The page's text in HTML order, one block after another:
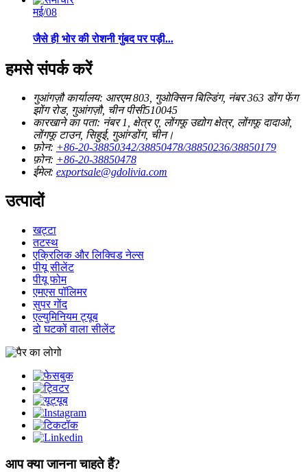
मई/08
जैसे ही भोर की रोशनी गुंबद पर पड़ी...
हमसे संपर्क करें
गुआंगज़ौ कार्यालय: आरएम 803, गुओक्सिन बिल्डिंग, नंबर 363 डोंग फेंग
झोंग रोड, गुआंगज़ौ, चीन पीसी510045
कारखाने का पता: नंबर 1, क्षेत्र ए, लोंगफू उद्योग क्षेत्र, लोंगफू दादाओ,
लोंगफू टाउन, सिहुई, गुआंग्डोंग, चीन।
फ़ोन: +86-20-38850342/38850478/38850236/38850179
फ़ोन: +86-20-38850478
ईमेल: exportsale@gdolivia.com
उत्पादों
खट्टा
तटस्थ
एक्रिलिक और लिक्विड नेल्स
पीयू सीलेंट
पीयू फोम
एमएस पॉलिमर
सुपर गोंद
एल्युमिनियम ट्यूब
दो घटकों वाला सीलेंट
आप क्या जानना चाहते हैं?